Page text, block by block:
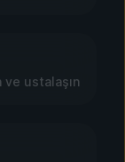
ustalaşın